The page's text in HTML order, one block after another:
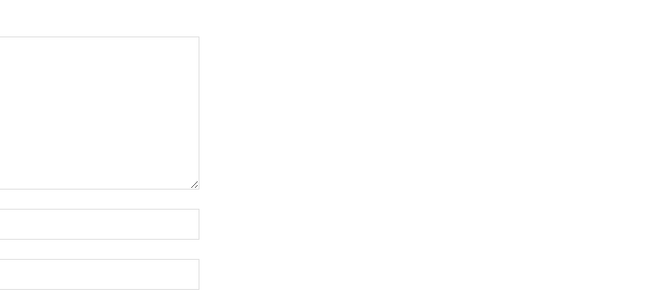
electrónico:*